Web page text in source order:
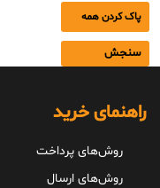
پاک کردن همه
سنجش
راهنمای خرید
روش‌های پرداخت
روش‌های ارسال